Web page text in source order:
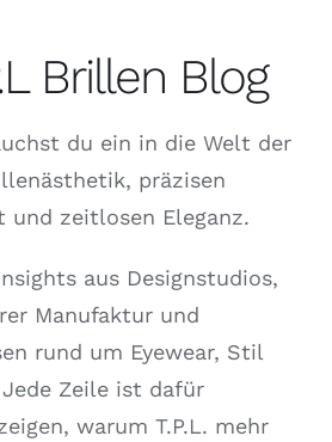
Brillen Blog
du ein in die Welt der
präzisen
und zeitlosen Eleganz.
aus Designstudios,
Manufaktur und
rund um Eyewear, Stil
Zeile ist dafür
warum T.P.L. mehr